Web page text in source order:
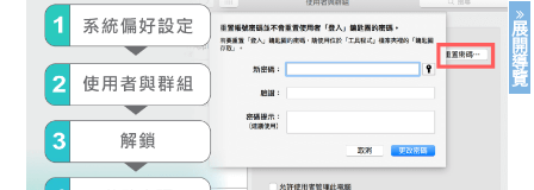
展
開
導
覽